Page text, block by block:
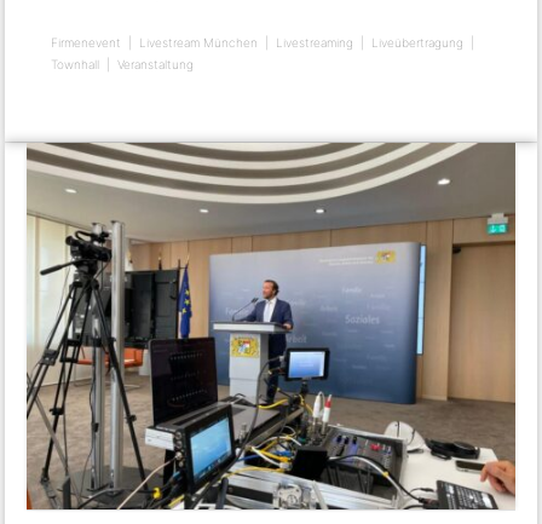
Firmenevent Livestream München Livestreaming
Liveübertragung
Townhall
Veranstaltung